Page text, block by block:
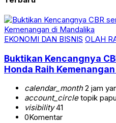
EKONOMI DAN BISNIS OLAH
Buktikan Kencangnya
Honda Raih
calendar_month2 jam
account_circletopik
visibility41
0Komentar